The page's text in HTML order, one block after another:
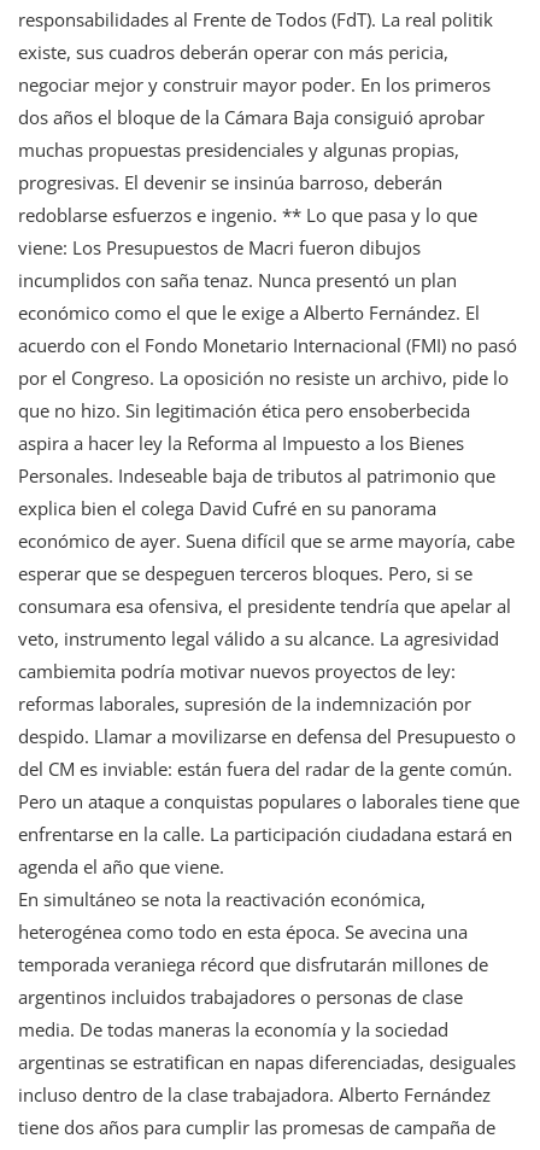
responsabilidades al Frente de Todos (FdT). La real politik
existe, sus cuadros deberán operar con más pericia,
negociar mejor y construir mayor poder. En los primeros
dos años el bloque de la Cámara Baja consiguió aprobar
muchas propuestas presidenciales y algunas propias,
progresivas. El devenir se insinúa barroso, deberán
redoblarse esfuerzos e ingenio. ** Lo que pasa y lo que
viene: Los Presupuestos de Macri fueron dibujos
incumplidos con saña tenaz. Nunca presentó un plan
económico como el que le exige a Alberto Fernández. El
acuerdo con el Fondo Monetario Internacional (FMI) no pasó
por el Congreso. La oposición no resiste un archivo, pide lo
que no hizo. Sin legitimación ética pero ensoberbecida
aspira a hacer ley la Reforma al Impuesto a los Bienes
Personales. Indeseable baja de tributos al patrimonio que
explica bien el colega David Cufré en su panorama
económico de ayer. Suena difícil que se arme mayoría, cabe
esperar que se despeguen terceros bloques. Pero, si se
consumara esa ofensiva, el presidente tendría que apelar al
veto, instrumento legal válido a su alcance. La agresividad
cambiemita podría motivar nuevos proyectos de ley:
reformas laborales, supresión de la indemnización por
despido. Llamar a movilizarse en defensa del Presupuesto o
del CM es inviable: están fuera del radar de la gente común.
Pero un ataque a conquistas populares o laborales tiene que
enfrentarse en la calle. La participación ciudadana estará en
agenda el año que viene.
En simultáneo se nota la reactivación económica,
heterogénea como todo en esta época. Se avecina una
temporada veraniega récord que disfrutarán millones de
argentinos incluidos trabajadores o personas de clase
media. De todas maneras la economía y la sociedad
argentinas se estratifican en napas diferenciadas, desiguales
incluso dentro de la clase trabajadora. Alberto Fernández
tiene dos años para cumplir las promesas de campaña de